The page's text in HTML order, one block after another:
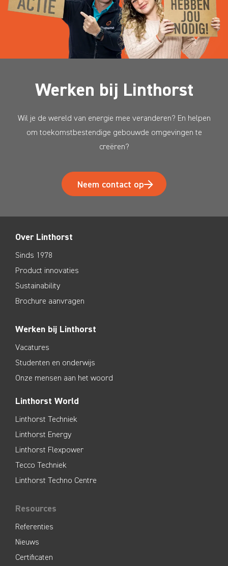
Werken bij Linthorst
Wil je de wereld van energie mee veranderen? En helpen
om toekomstbestendige gebouwde omgevingen te
creëren?
Neem contact op
Over Linthorst
Sinds 1978
Product innovaties
Sustainability
Brochure aanvragen
Werken bij Linthorst
Vacatures
Studenten en onderwijs
Onze mensen aan het woord
Linthorst World
Linthorst Techniek
Linthorst Energy
Linthorst Flexpower
Tecco Techniek
Linthorst Techno Centre
Resources
Referenties
Nieuws
Certificaten